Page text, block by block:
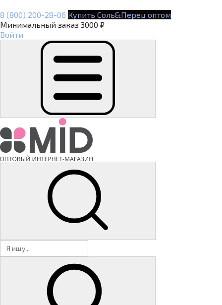
8 (800) 200-28-06 Купить Соль&Перец оптом
Минимальный заказ 3000 ₽
Войти